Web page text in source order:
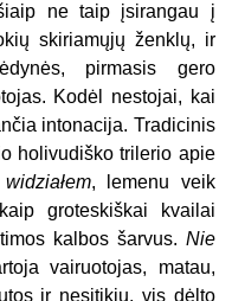
ne taip įsirangau į
skiriamųjų ženklų, ir
pirmasis gero
Kodėl nestojai, kai
intonacija. Tradicinis
holivudiško trilerio apie
, lemenu veik
groteskiškai kvailai
kalbos šarvus. Nie
vairuotojas, matau,
ir nesitikiu, vis dėlto